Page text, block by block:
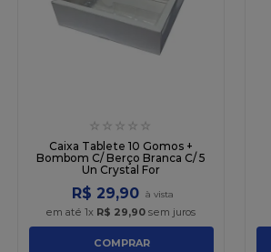
☆ ☆ ☆ ☆ ☆
Caixa Tablete 10 Gomos +
Bombom C/ Berço Branca C/ 5
Un Crystal For
R$ 29,90
em até1x R$ 29,90 sem juros
COMPRAR